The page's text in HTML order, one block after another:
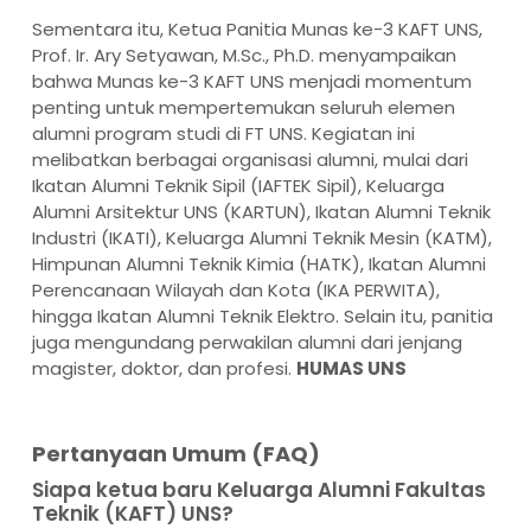
Sementara itu, Ketua Panitia Munas ke-3 KAFT UNS,
Prof. Ir. Ary Setyawan, M.Sc., Ph.D. menyampaikan
bahwa Munas ke-3 KAFT UNS menjadi momentum
penting untuk mempertemukan seluruh elemen
alumni program studi di FT UNS. Kegiatan ini
melibatkan berbagai organisasi alumni, mulai dari
Ikatan Alumni Teknik Sipil (IAFTEK Sipil), Keluarga
Alumni Arsitektur UNS (KARTUN), Ikatan Alumni Teknik
Industri (IKATI), Keluarga Alumni Teknik Mesin (KATM),
Himpunan Alumni Teknik Kimia (HATK), Ikatan Alumni
Perencanaan Wilayah dan Kota (IKA PERWITA),
hingga Ikatan Alumni Teknik Elektro. Selain itu, panitia
juga mengundang perwakilan alumni dari jenjang
magister, doktor, dan profesi. HUMAS UNS
Pertanyaan Umum (FAQ)
Siapa ketua baru Keluarga Alumni Fakultas
Teknik (KAFT) UNS?